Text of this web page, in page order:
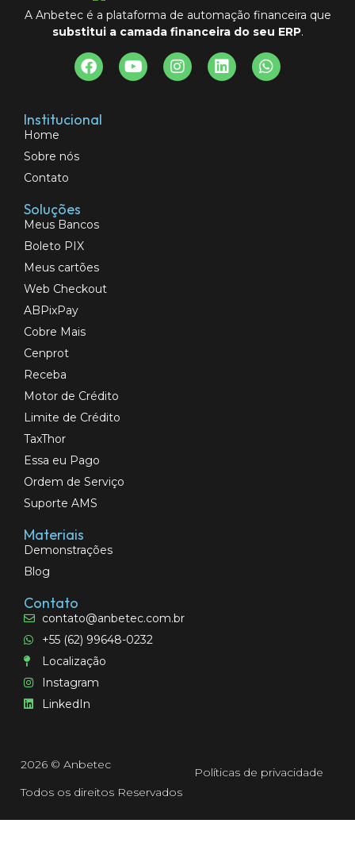
A Anbetec é a plataforma de automação financeira que
substitui a camada financeira do seu ERP.
Institucional
Home
Sobre nós
Contato
Soluções
Meus Bancos
Boleto PIX
Meus cartões
Web Checkout
ABPixPay
Cobre Mais
Cenprot
Receba
Motor de Crédito
Limite de Crédito
TaxThor
Essa eu Pago
Ordem de Serviço
Suporte AMS
Materiais
Demonstrações
Blog
Contato
contato@anbetec.com.br
+55 (62) 99648-0232
Localização
Instagram
LinkedIn
2026 © Anbetec
Todos os direitos Reservados
Políticas de privacidade